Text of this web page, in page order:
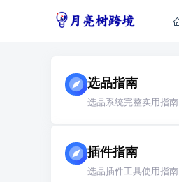
选品指南
选品系统完整实用指南
插件指南
选品插件工具使用指南